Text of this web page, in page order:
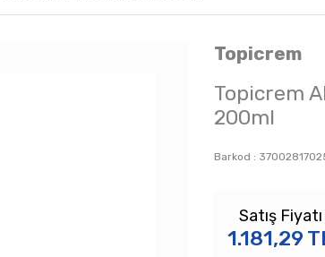
Topicrem
Topicrem
200ml
Barkod :
Satış Fiyatı
1.181,29